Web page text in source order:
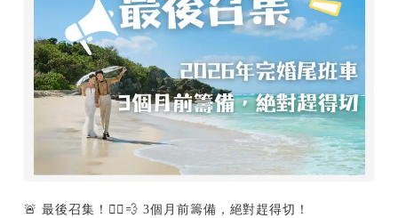
🚨 最後召集！🏃‍♂️💨 3個月前籌備，絕對趕得切！